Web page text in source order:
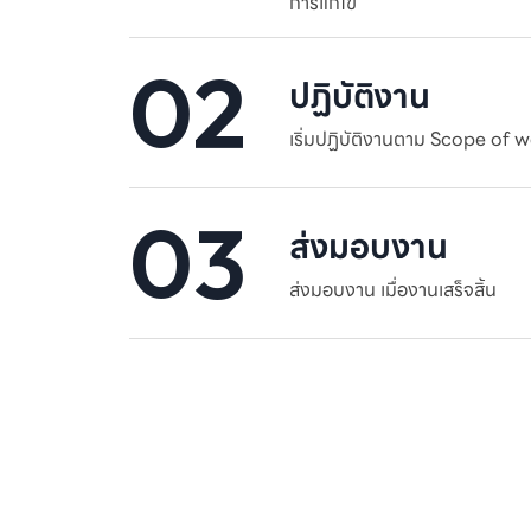
02 ปฏิบัติงาน
เริ่มปฏิบัติงานตาม Scope of
03 ส่งมอบงาน
ส่งมอบงาน เมื่องานเสร็จสิ้น